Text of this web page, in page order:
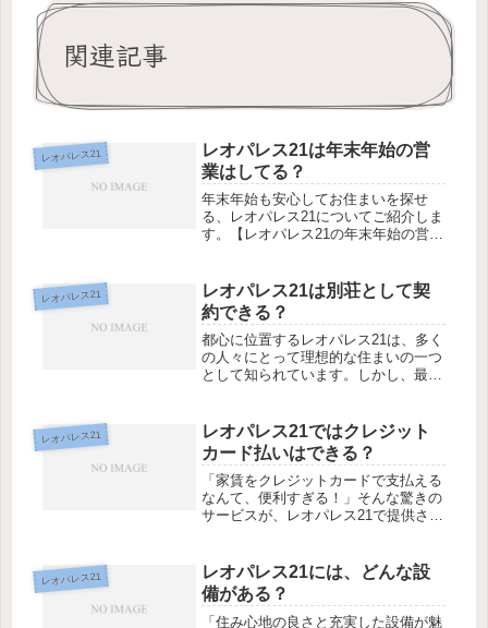
関連記事
レオパレス21
レオパレス21は年末年始の営
業はしてる？
年末年始も安心してお住まいを探せ
る、レオパレス21についてご紹介しま
す。【レオパレス21の年末年始の営業
かと思いますが、ご安心ください。レ
オパレス21は年末年始は休業して...
レオパレス21
レオパレス21は別荘として契
約できる？
都心に位置するレオパレス21は、多く
の人々にとって理想的な住まいの一つ
として知られています。しかし、最近
して、レオパレス21は本当に別荘とし
て契約できるのでしょうか？今回...
レオパレス21
レオパレス21ではクレジット
カード払いはできる？
「家賃をクレジットカードで支払える
なんて、便利すぎる！」そんな驚きの
サービスが、レオパレス21で提供され
について詳しく解説します。【レオパ
レス21のクレジットカード払いと...
レオパレス21
レオパレス21には、どんな設
備がある？
「住み心地の良さと充実した設備が魅